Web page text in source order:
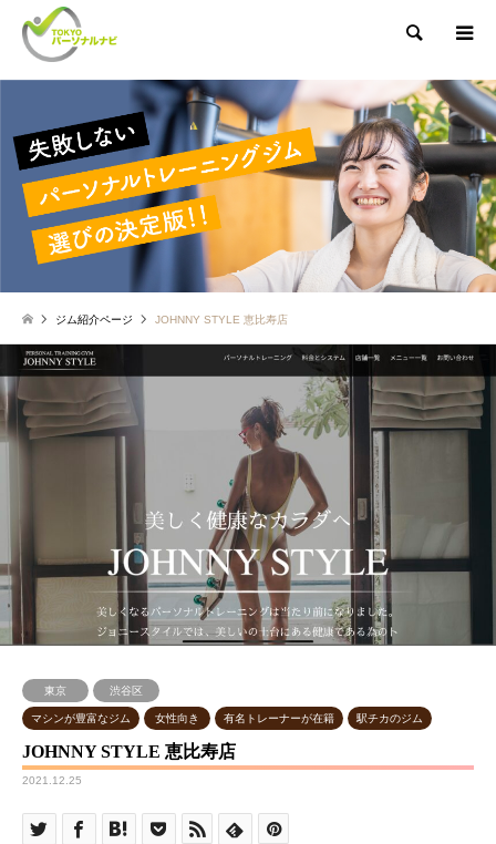
検索
ジム紹介ページ JOHNNY STYLE 恵比寿店
東京 渋谷区
マシンが豊富なジム 女性向き 有名トレーナーが在籍 駅チカのジム
JOHNNY STYLE 恵比寿店
2021.12.25